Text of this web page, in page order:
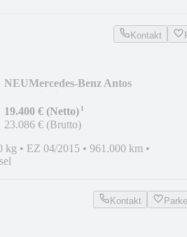
Kontakt
NEUMercedes-Benz Antos
1000R*LBW*ATP
19.400 € (Netto)¹
23.086 € (Brutto)
kg • EZ 04/2015 • 961.000 km •
Kontakt